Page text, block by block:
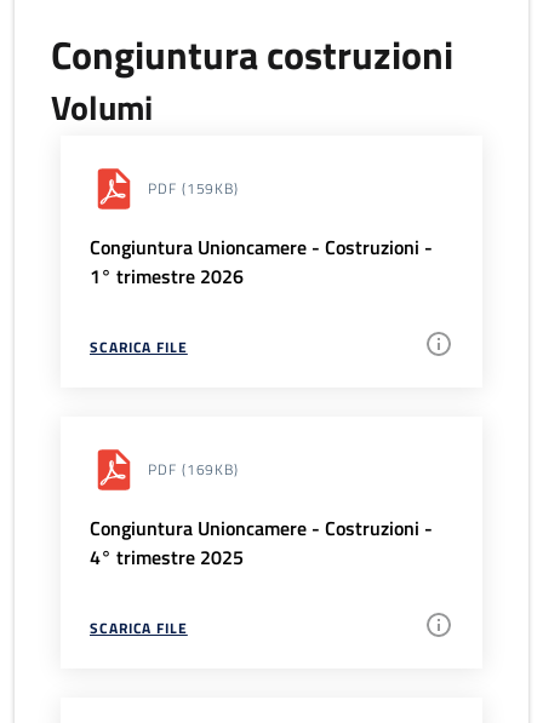
Congiuntura costruzioni
Volumi
PDF (159KB)
Congiuntura Unioncamere - Costruzioni -
1° trimestre 2026
SCARICA FILE
PDF (169KB)
Congiuntura Unioncamere - Costruzioni -
4° trimestre 2025
SCARICA FILE